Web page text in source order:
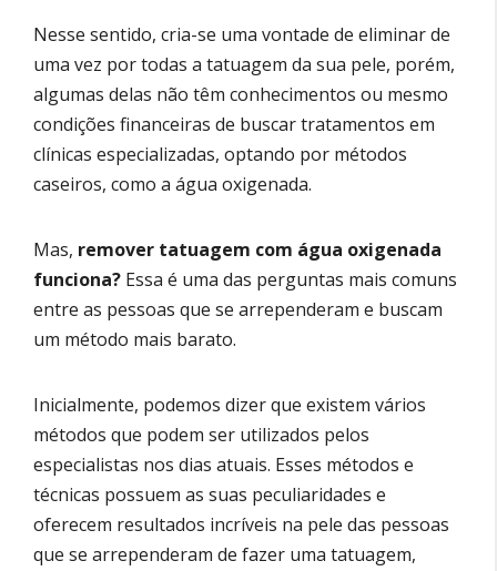
Nesse sentido, cria-se uma vontade de eliminar de
uma vez por todas a tatuagem da sua pele, porém,
algumas delas não têm conhecimentos ou mesmo
condições financeiras de buscar tratamentos em
clínicas especializadas, optando por métodos
caseiros, como a água oxigenada.
Mas, remover tatuagem com água oxigenada
funciona? Essa é uma das perguntas mais comuns
entre as pessoas que se arrependeram e buscam
um método mais barato.
Inicialmente, podemos dizer que existem vários
métodos que podem ser utilizados pelos
especialistas nos dias atuais. Esses métodos e
técnicas possuem as suas peculiaridades e
oferecem resultados incríveis na pele das pessoas
que se arrependeram de fazer uma tatuagem,